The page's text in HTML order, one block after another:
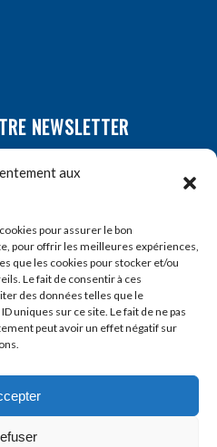
aux
pour assurer le bon
pour offrir les meilleures expériences,
que les cookies pour stocker et/ou
Le fait de consentir à ces
des données telles que le
uniques sur ce site. Le fait de ne pas
peut avoir un effet négatif sur
NEWSLETTER